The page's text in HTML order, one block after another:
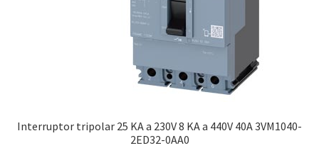
Interruptor tripolar 25 KA a 230V 8 KA a 440V 40A 3VM1040-
2ED32-0AA0